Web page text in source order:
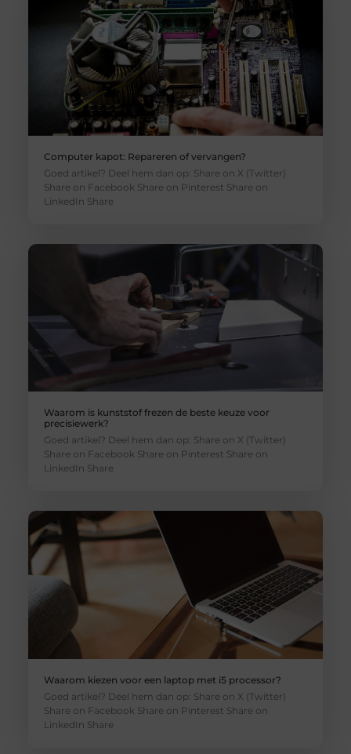
Computer kapot: Repareren of vervangen?
Goed artikel? Deel hem dan op: Share on X (Twitter)
Share on Facebook Share on Pinterest Share on
LinkedIn Share
Waarom is kunststof frezen de beste keuze voor
precisiewerk?
Goed artikel? Deel hem dan op: Share on X (Twitter)
Share on Facebook Share on Pinterest Share on
LinkedIn Share
Waarom kiezen voor een laptop met i5 processor?
Goed artikel? Deel hem dan op: Share on X (Twitter)
Share on Facebook Share on Pinterest Share on
LinkedIn Share